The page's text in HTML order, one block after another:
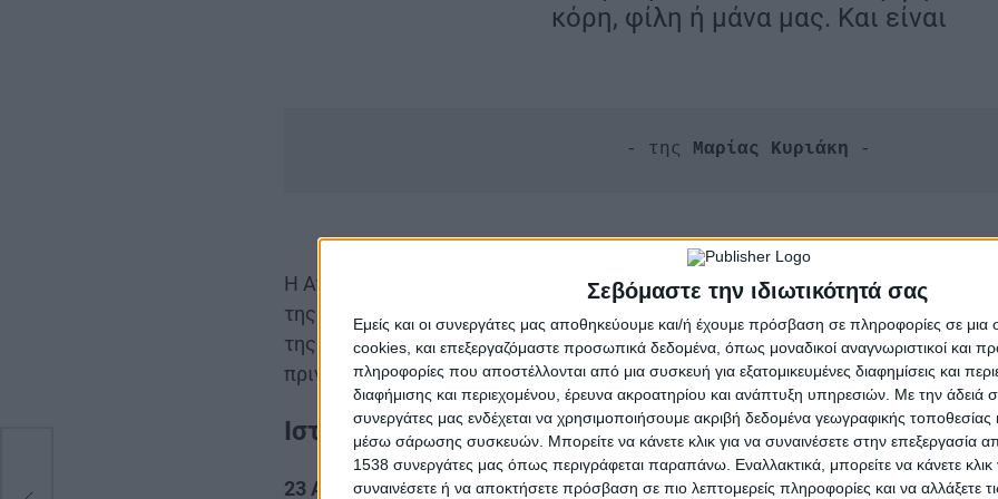
Σεβόμαστε την ιδιωτικότητά σας
Εμείς και οι συνεργάτες μας αποθηκεύουμε και/ή έχουμε πρόσβαση σε πληροφορίες σε
cookies, και επεξεργαζόμαστε προσωπικά δεδομένα, όπως μοναδικοί αναγνωριστικοί και
πληροφορίες που αποστέλλονται από μια συσκευή για εξατομικευμένες διαφημίσεις και
διαφήμισης και περιεχομένου, έρευνα ακροατηρίου και ανάπτυξη υπηρεσιών. Με την άδειά
συνεργάτες μας ενδέχεται να χρησιμοποιήσουμε ακριβή δεδομένα γεωγραφικής τοποθεσίας
μέσω σάρωσης συσκευών. Μπορείτε να κάνετε κλικ για να συναινέσετε στην επεξεργασία
1538 συνεργάτες μας όπως περιγράφεται παραπάνω. Εναλλακτικά, μπορείτε να κάνετε κλικ
συναινέσετε ή να αποκτήσετε πρόσβαση σε πιο λεπτομερείς πληροφορίες και να αλλάξετε
κόρη, φίλη ή μάνα μας. Και είναι
- της Μαρίας Κυριάκη
Η Atena Farghadani είναι στο στόχαστρο του θεοκρατικού καθεστώτος του
της υπεράσπισης των δικαιωμάτων, της καυστικής έκφρασης μέσω της
της. Εδώ και δέκα τουλάχιστο χρόνια βασανίζεται συστηματικά με βλάβες
πριν δέκα μέρες ξανά καταδικάστηκε σε 6 χρόνια φυλάκιση.
Ιστορικό συλλήψεων
23 Αυγούστου 2014